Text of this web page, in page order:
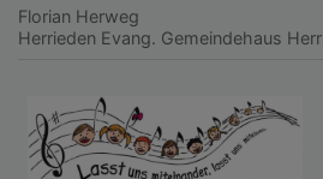
Florian Herweg
Herrieden Evang. Gemeindehaus